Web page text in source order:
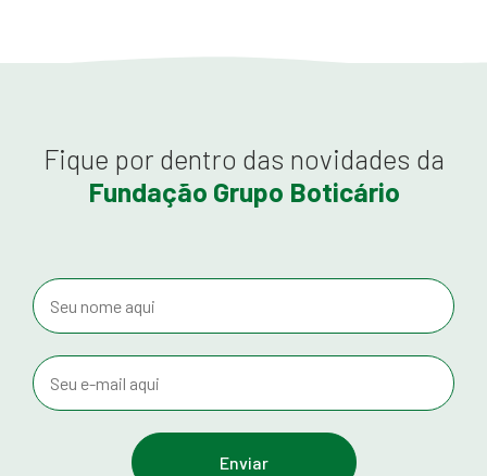
Fique por dentro das novidades da
Fundação Grupo Boticário